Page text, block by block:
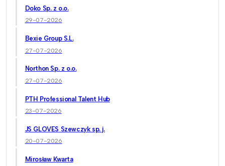
Doko Sp. z o.o.
29-07-2026
Bexie Group S.L.
27-07-2026
Northon Sp. z o.o.
27-07-2026
PTH Professional Talent Hub
23-07-2026
JS GLOVES Szewczyk sp. j.
20-07-2026
Mirosław Kwarta